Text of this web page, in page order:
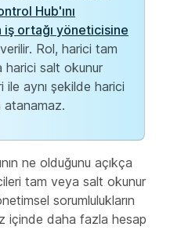
Hub'ını
iş ortağı yöneticisine
Rol, harici tam
salt okunur
ile aynı şekilde harici
atanamaz.
ne olduğunu açıkça
tam veya salt okunur
sorumlulukların
içinde daha fazla hesap